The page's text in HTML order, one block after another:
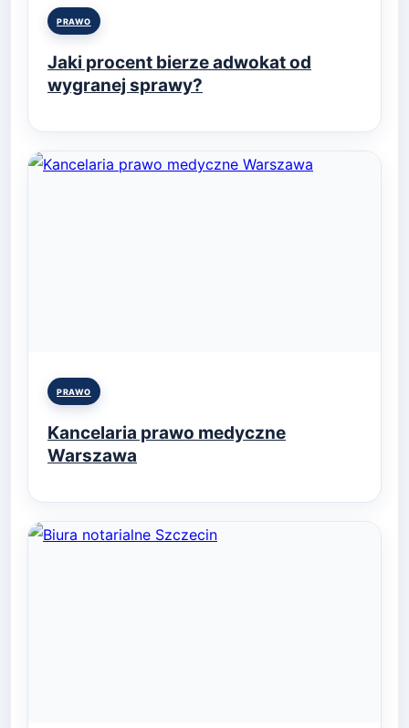
Posted
PRAWO
Jaki procent bierze adwokat od
wygranej sprawy?
Posted
PRAWO
Kancelaria prawo medyczne
Warszawa